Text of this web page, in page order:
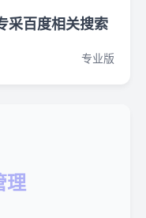
采百度相关搜索
专业版
理